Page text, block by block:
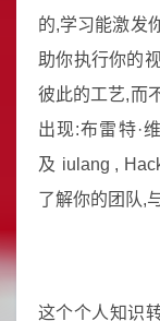
的,学习能激发
助你执行你的
彼此的工艺,而
出现:布雷特·
及 iulang ,
了解你的团队,
这个个人知识